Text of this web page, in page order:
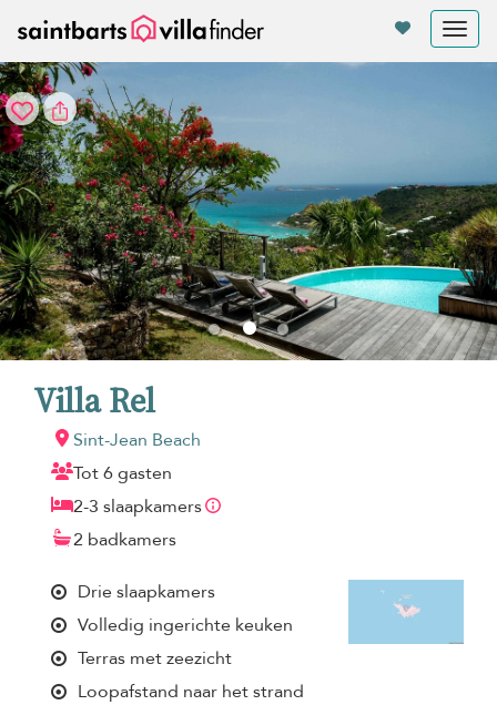
Villa Rel
Sint-Jean Beach
Tot 6 gasten
2-3 slaapkamers
2 badkamers
Drie slaapkamers
Volledig ingerichte keuken
Terras met zeezicht
Loopafstand naar het strand
Cookies beheer paneel